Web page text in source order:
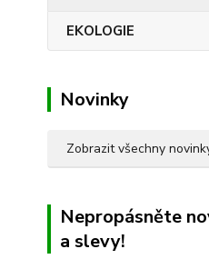
EKOLOGIE
Novinky
Zobrazit všechny
Nepropásněte
a slevy!